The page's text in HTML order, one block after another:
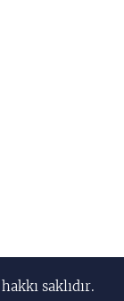
saklıdır.